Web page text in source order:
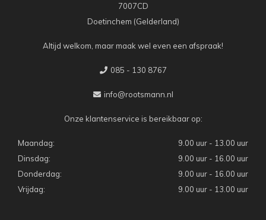
7007CD
Doetinchem (Gelderland)
Altijd welkom, maar maak wel even een afspraak!
085 - 130 8767
info@rootsmann.nl
Onze klantenservice is bereikbaar op:
Maandag:
9.00 uur - 13.00 uur
Dinsdag:
9.00 uur - 16.00 uur
Donderdag:
9.00 uur - 16.00 uur
Vrijdag:
9.00 uur - 13.00 uur